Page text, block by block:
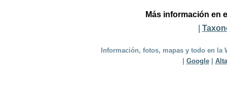
Más información en
Información, fotos, mapas y todo en la
Google|